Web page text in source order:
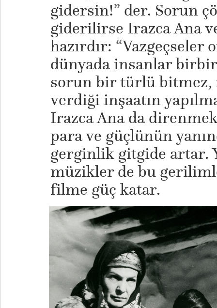
gidersin!” der. Sorun
giderilirse Irazca Ana
hazırdır: “Vazgeçseler
dünyada insanlar
sorun bir türlü bitmez,
verdiği inşaatın
Irazca Ana da
para ve güçlünün
gerginlik gitgide artar.
müzikler de bu
filme güç katar.